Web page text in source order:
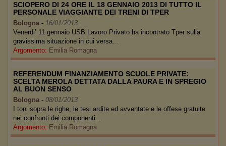
SCIOPERO DI 24 ORE IL 18 GENNAIO 2013 DI TUTTO IL
PERSONALE VIAGGIANTE DEI TRENI DI TPER
Bologna - 16/01/2013
Venerdi’ 11 gennaio USB Lavoro Privato ha incontrato Tper sulla
gravissima situazione in cui versa…
Argomento: Emilia Romagna
REFERENDUM FINANZIAMENTO SCUOLE PRIVATE:
SCELTA MEROLA DETTATA DALLA PAURA E IN SPREGIO
AL BUON SENSO
Bologna - 08/01/2013
I toni sopra le righe, le tesi ardite ed avventate e le offese gratuite
nei confronti dei componenti…
Argomento: Emilia Romagna